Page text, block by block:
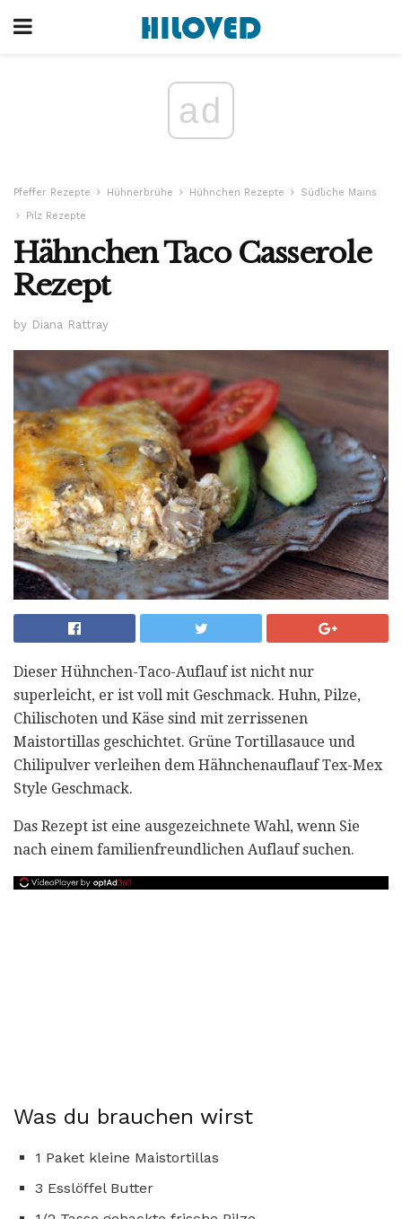
ad
Pfeffer Rezepte Hühnerbrühe Hühnchen Rezepte
Südliche Mains
Pilz Rezepte
Hähnchen Taco Casserole
Rezept
by Diana Rattray
Dieser Hühnchen-Taco-Auflauf ist nicht nur
superleicht, er ist voll mit Geschmack. Huhn, Pilze,
Chilischoten und Käse sind mit zerrissenen
Maistortillas geschichtet. Grüne Tortillasauce und
Chilipulver verleihen dem Hähnchenauflauf Tex-Mex
Style Geschmack.
Das Rezept ist eine ausgezeichnete Wahl, wenn Sie
nach einem familienfreundlichen Auflauf suchen.
Was du brauchen wirst
1 Paket kleine Maistortillas
3 Esslöffel Butter